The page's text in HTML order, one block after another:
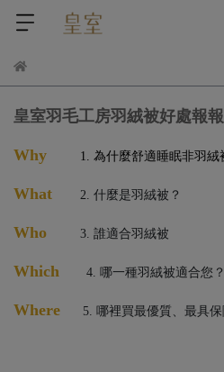
皇室羽毛工房羽絨被好處報報
Why 1. 為什麼舒適睡眠非羽絨
What 2. 什麼是羽絨被？
Who 3. 誰適合羽絨被
Which 4. 哪一種羽絨被適合您？
Where 5. 哪裡買最優質、最具